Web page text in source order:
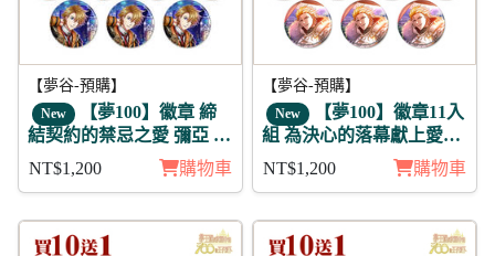
【夢谷-預購】
New 【夢100】徽章 締
結契約的禁忌之愛 彌亞 11
NT$1,200 購物車
【夢谷-預購】
New 【夢100】徽章11入
組 為決心的落幕獻上愛之
歌 阿波羅 日覺
NT$1,200 購物車